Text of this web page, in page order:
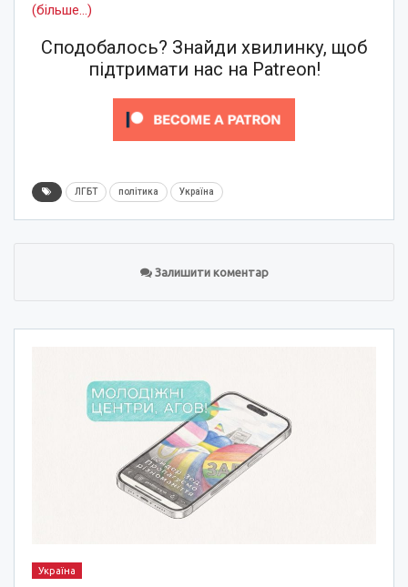
(більше…)
Сподобалось? Знайди хвилинку, щоб
підтримати нас на Patreon!
ЛГБТ політика Україна
Залишити коментар
Україна